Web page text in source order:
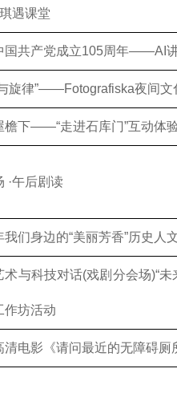
遇课堂
国共产党成立105周年——AI
旋律”——Fotografiska夜间文
檐下——“走进石库门”互动体
·午后剧读
我们身边的“美丽芳香”历史人
术与科技对话(戏剧分会场)“
作坊活动
清电影《请问最近的无障碍厕